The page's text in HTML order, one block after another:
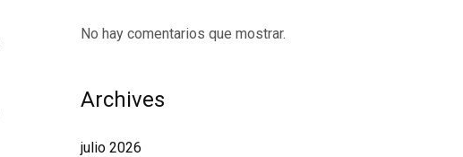
No hay comentarios que mostrar.
Archives
julio 2026